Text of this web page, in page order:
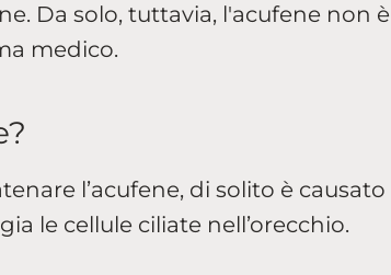
Da solo, tuttavia, l'acufene non è
medico.
l’acufene, di solito è causato
le cellule ciliate nell’orecchio.